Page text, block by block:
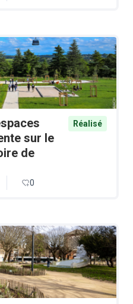
sur le
de
Réalisé
0